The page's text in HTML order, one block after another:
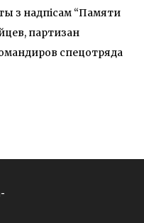
з надпісам “Памяти
партизан
спецотряда